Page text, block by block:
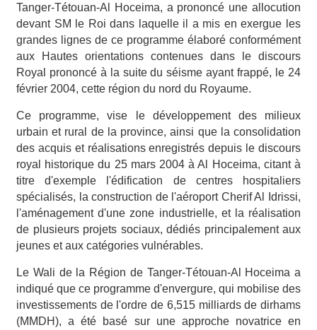
Tanger-Tétouan-Al Hoceima, a prononcé une allocution
devant SM le Roi dans laquelle il a mis en exergue les
grandes lignes de ce programme élaboré conformément
aux Hautes orientations contenues dans le discours
Royal prononcé à la suite du séisme ayant frappé, le 24
février 2004, cette région du nord du Royaume.
Ce programme, vise le développement des milieux
urbain et rural de la province, ainsi que la consolidation
des acquis et réalisations enregistrés depuis le discours
royal historique du 25 mars 2004 à Al Hoceima, citant à
titre d'exemple l'édification de centres hospitaliers
spécialisés, la construction de l'aéroport Cherif Al Idrissi,
l'aménagement d'une zone industrielle, et la réalisation
de plusieurs projets sociaux, dédiés principalement aux
jeunes et aux catégories vulnérables.
Le Wali de la Région de Tanger-Tétouan-Al Hoceima a
indiqué que ce programme d'envergure, qui mobilise des
investissements de l'ordre de 6,515 milliards de dirhams
(MMDH), a été basé sur une approche novatrice en